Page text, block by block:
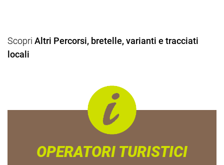
Scopri Altri Percorsi, bretelle, varianti e tracciati
locali
OPERATORI TURISTICI